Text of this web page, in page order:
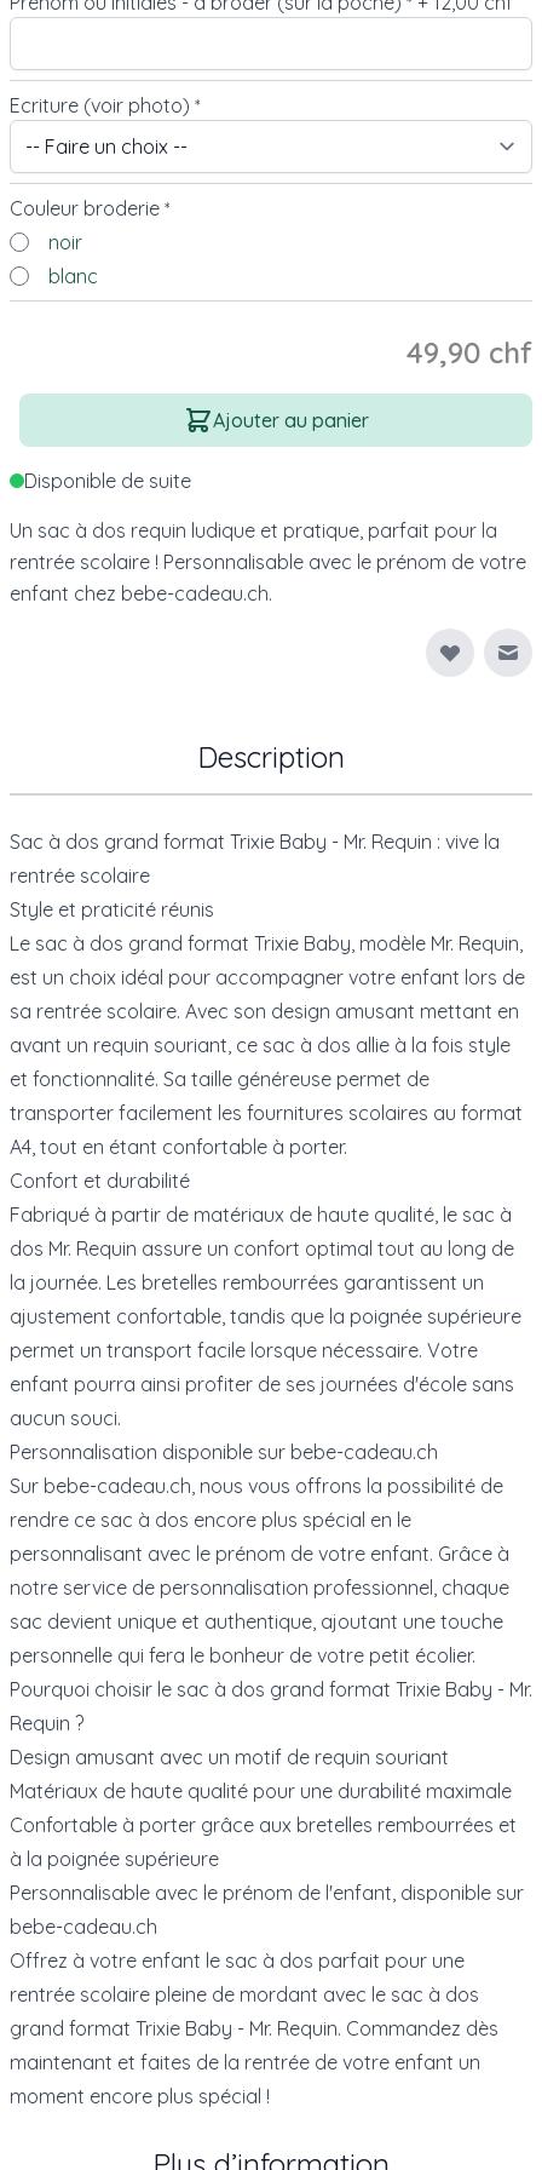
Ecriture (voir photo) *
Couleur broderie *
noir
blanc
49,90 chf
Quantité
Ajouter au panier
Disponible de suite
Un sac à dos requin ludique et pratique, parfait pour la
rentrée scolaire ! Personnalisable avec le prénom de votre
enfant chez bebe-cadeau.ch.
Description
Sac à dos grand format Trixie Baby - Mr. Requin : vive la
rentrée scolaire
Style et praticité réunis
Le sac à dos grand format Trixie Baby, modèle Mr. Requin,
est un choix idéal pour accompagner votre enfant lors de
sa rentrée scolaire. Avec son design amusant mettant en
avant un requin souriant, ce sac à dos allie à la fois style
et fonctionnalité. Sa taille généreuse permet de
transporter facilement les fournitures scolaires au format
A4, tout en étant confortable à porter.
Confort et durabilité
Fabriqué à partir de matériaux de haute qualité, le sac à
dos Mr. Requin assure un confort optimal tout au long de
la journée. Les bretelles rembourrées garantissent un
ajustement confortable, tandis que la poignée supérieure
permet un transport facile lorsque nécessaire. Votre
enfant pourra ainsi profiter de ses journées d'école sans
aucun souci.
Personnalisation disponible sur bebe-cadeau.ch
Sur bebe-cadeau.ch, nous vous offrons la possibilité de
rendre ce sac à dos encore plus spécial en le
personnalisant avec le prénom de votre enfant. Grâce à
notre service de personnalisation professionnel, chaque
sac devient unique et authentique, ajoutant une touche
personnelle qui fera le bonheur de votre petit écolier.
Pourquoi choisir le sac à dos grand format Trixie Baby - Mr.
Requin ?
Design amusant avec un motif de requin souriant
Matériaux de haute qualité pour une durabilité maximale
Confortable à porter grâce aux bretelles rembourrées et
à la poignée supérieure
Personnalisable avec le prénom de l'enfant, disponible sur
bebe-cadeau.ch
Offrez à votre enfant le sac à dos parfait pour une
rentrée scolaire pleine de mordant avec le sac à dos
grand format Trixie Baby - Mr. Requin. Commandez dès
maintenant et faites de la rentrée de votre enfant un
moment encore plus spécial !